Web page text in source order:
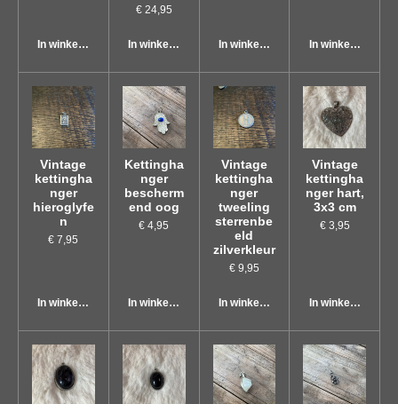
In winkelwagen
€ 24,95
In winkelwagen In winkelwagen In winkelwagen
Vintage
kettingha
nger
hieroglyfe
n
€ 7,95
In winkelwagen
Kettingha
nger
bescherm
end oog
€ 4,95
In winkelwagen
Vintage
kettingha
nger
tweeling
sterrenbe
eld
zilverkleur
€ 9,95
In winkelwagen
Vintage
kettingha
nger hart,
3x3 cm
€ 3,95
In winkelwagen